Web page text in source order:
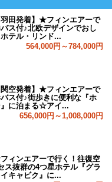
羽田発着】★フィンエアーで
ス付♪北欧デザインでおし
テル・リンド...
564,000円～784,000円
関空発着】★フィンエアーで
ス付♪街歩きに便利な『ホ
に泊まる☆アイ...
656,000円～1,008,000円
ィンエアーで行く！往復空
ス抜群の4つ星ホテル『グラ
キャビク』に...